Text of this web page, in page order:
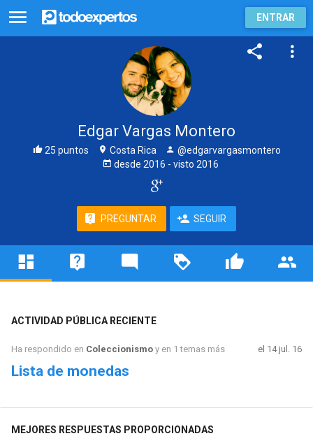
ENTRAR
Edgar Vargas Montero
25 puntos Costa Rica
@edgarvargasmontero
desde 2016 - visto 2016
PREGUNTAR SEGUIR
ACTIVIDAD PÚBLICA RECIENTE
Ha respondido en Coleccionismoy en 1 temas más el 14 jul. 16
Lista de monedas
MEJORES RESPUESTAS PROPORCIONADAS